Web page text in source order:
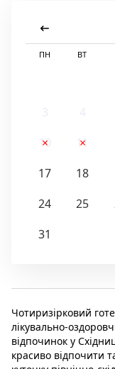
ПН ВТ
10
11
17
18
24
25
31
Чотиризірковий
лікувально-
відпочинок у
красиво відпочити